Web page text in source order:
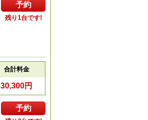
予約
残り1台です!
合計料金
30,300円
予約